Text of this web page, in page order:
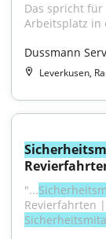
Das spricht für
Arbeitsplatz in
Dussmann
Leverkusen,
"...